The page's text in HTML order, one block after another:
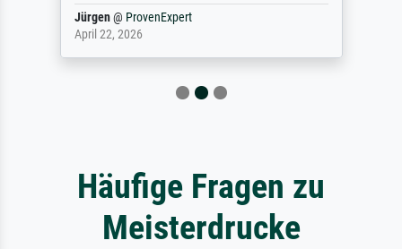
Jürgen@ ProvenExpert
April 22, 2026
Häufige Fragen zu
Meisterdrucke